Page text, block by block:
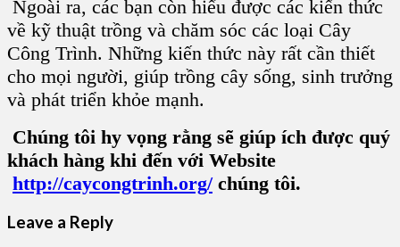
Ngoài ra, các bạn còn hiểu được các kiến thức
về kỹ thuật trồng và chăm sóc các loại Cây
Công Trình. Những kiến thức này rất cần thiết
cho mọi người, giúp trồng cây sống, sinh trưởng
và phát triển khỏe mạnh.
Chúng tôi hy vọng rằng sẽ giúp ích được quý
khách hàng khi đến với Website
http://caycongtrinh.org/chúng tôi.
Leave a Reply